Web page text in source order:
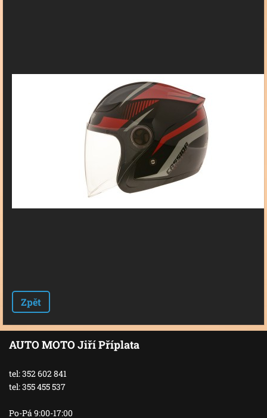
Zpět
AUTO MOTO Jiří Příplata
tel: 352 602 841
tel: 355 455 537
Po-Pá 9:00-17:00